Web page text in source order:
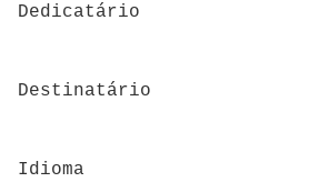
Dedicatário
Destinatário
Idioma